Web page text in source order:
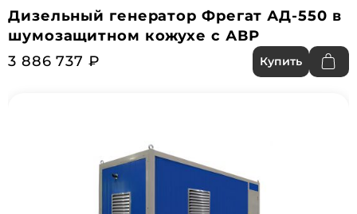
Дизельный генератор Фрегат АД-550 в
шумозащитном кожухе с АВР
3 886 737 ₽
Купить